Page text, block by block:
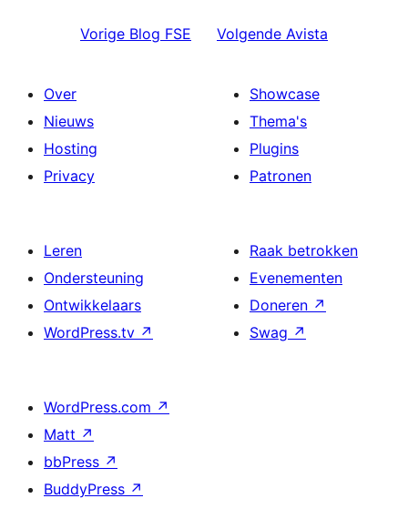
Vorige Blog FSE Volgende Avista
Over
Nieuws
Hosting
Privacy
Showcase
Thema's
Plugins
Patronen
Leren
Ondersteuning
Ontwikkelaars
WordPress.tv ↗
Raak betrokken
Evenementen
Doneren ↗
Swag ↗
WordPress.com ↗
Matt ↗
bbPress ↗
BuddyPress ↗